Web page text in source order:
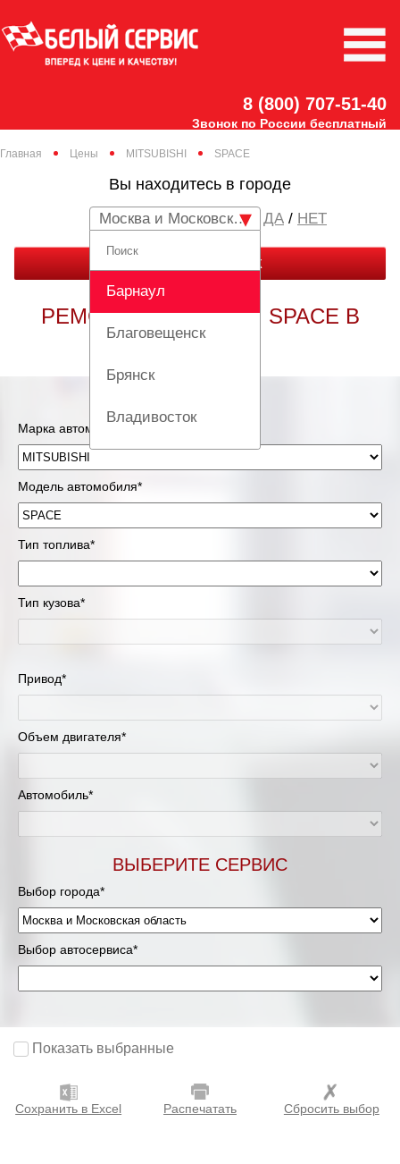
8 (800) 707-51-40
Звонок по России бесплатный
Главная Цены MITSUBISHI SPACE
Вы находитесь в городе
Москва и Московская область
Барнаул
Благовещенск
Брянск
Владивосток
Екатеринбург
Киров
Москва и Московская область
Мурманск
Нижний Новгород
Новосибирск
Орёл
/ НЕТ
ЗАКАЗАТЬ ЗВОНОК
РЕМОНТ MITSUBISHI SPACE В
МОСКВЕ
Марка автомобиля*
Модель автомобиля*
Тип топлива*
Тип кузова*
Привод*
Объем двигателя*
Автомобиль*
ВЫБЕРИТЕ СЕРВИС
Выбор города*
Выбор автосервиса*
Показать выбранные
Сохранить в Excel Распечатать Сбросить выбор